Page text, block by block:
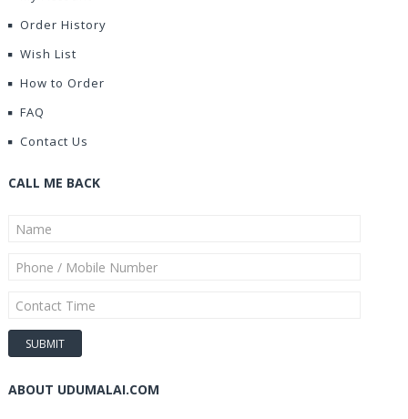
Order History
Wish List
How to Order
FAQ
Contact Us
CALL ME BACK
ABOUT UDUMALAI.COM